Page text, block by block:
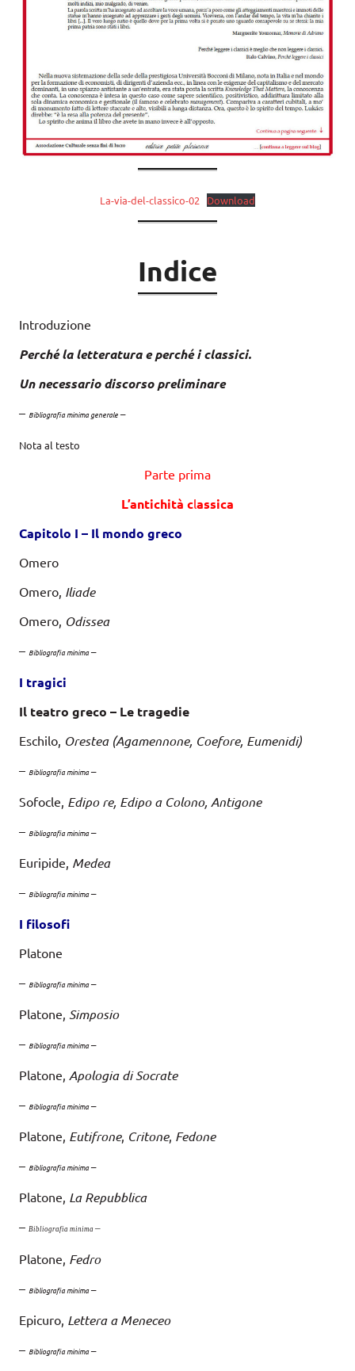
La-via-del-classico-02 Download
Indice
Introduzione
Perché la letteratura e perché i classici.
Un necessario discorso preliminare
– Bibliografia minima generale –
Nota al testo
Parte prima
L’antichità classica
Capitolo I – Il mondo greco
Omero
Omero, Iliade
Omero, Odissea
– Bibliografia minima–
I tragici
Il teatro greco – Le tragedie
Eschilo, Orestea (Agamennone, Coefore, Eumenidi)
– Bibliografia minima–
Sofocle, Edipo re, Edipo a Colono, Antigone
– Bibliografia minima–
Euripide, Medea
– Bibliografia minima–
I filosofi
Platone
– Bibliografia minima–
Platone, Simposio
– Bibliografia minima–
Platone, Apologia di Socrate
– Bibliografia minima–
Platone, Eutifrone, Critone, Fedone
– Bibliografia minima–
Platone, La Repubblica
– Bibliografia minima –
Platone, Fedro
– Bibliografia minima–
Epicuro, Lettera a Meneceo
– Bibliografia minima–